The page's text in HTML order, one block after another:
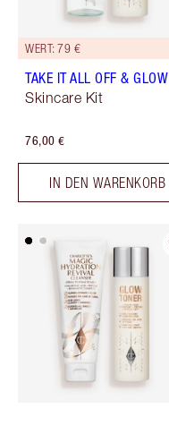
WERT: 79 €
TAKE IT ALL OFF & GLOW
Skincare Kit
76,00 €
IN DEN WARENKORB